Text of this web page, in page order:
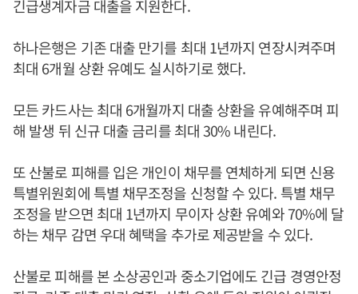
긴급생계자금 대출을 지원한다.
하나은행은 기존 대출 만기를 최대 1년까지 연장시켜주며
최대 6개월 상환 유예도 실시하기로 했다.
모든 카드사는 최대 6개월까지 대출 상환을 유예해주며 피
해 발생 뒤 신규 대출 금리를 최대 30% 내린다.
또 산불로 피해를 입은 개인이 채무를 연체하게 되면 신용
특별위원회에 특별 채무조정을 신청할 수 있다. 특별 채무
조정을 받으면 최대 1년까지 무이자 상환 유예와 70%에 달
하는 채무 감면 우대 혜택을 추가로 제공받을 수 있다.
산불로 피해를 본 소상공인과 중소기업에도 긴급 경영안정